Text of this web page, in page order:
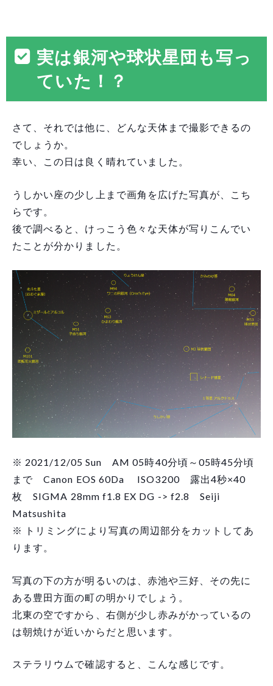
実は銀河や球状星団も写っ
ていた！？
さて、それでは他に、どんな天体まで撮影できるの
でしょうか。
幸い、この日は良く晴れていました。
うしかい座の少し上まで画角を広げた写真が、こち
らです。
後で調べると、けっこう色々な天体が写りこんでい
たことが分かりました。
※ 2021/12/05 Sun AM 05時40分頃～05時45分頃
まで Canon EOS 60Da ISO3200 露出4秒×40
枚 SIGMA 28mm f1.8 EX DG -> f2.8 Seiji
Matsushita
※ トリミングにより写真の周辺部分をカットしてあ
ります。
写真の下の方が明るいのは、赤池や三好、その先に
ある豊田方面の町の明かりでしょう。
北東の空ですから、右側が少し赤みがかっているの
は朝焼けが近いからだと思います。
ステラリウムで確認すると、こんな感じです。